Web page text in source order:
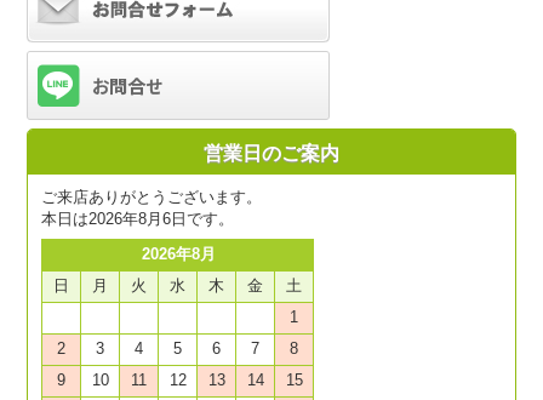
営業日のご案内
ご来店ありがとうございます。
本日は2026年8月6日です。
2026年8月
日
月 火 水 木 金
土
1
2
3 4 5 6 7
8
9
10 11 12 13 14
15